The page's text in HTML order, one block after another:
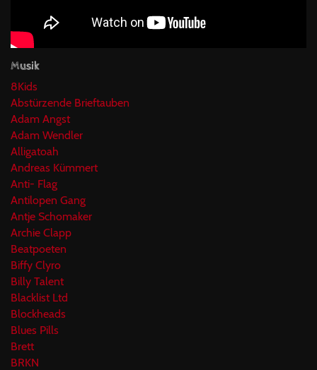
Musik
8Kids
Abstürzende Brieftauben
Adam Angst
Adam Wendler
Alligatoah
Andreas Kümmert
Anti- Flag
Antilopen Gang
Antje Schomaker
Archie Clapp
Beatpoeten
Biffy Clyro
Billy Talent
Blacklist Ltd
Blockheads
Blues Pills
Brett
BRKN